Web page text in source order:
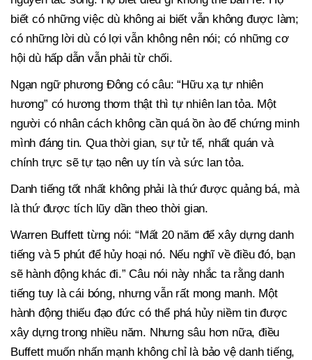
biết có những việc dù không ai biết vẫn không được làm;
có những lời dù có lợi vẫn không nên nói; có những cơ
hội dù hấp dẫn vẫn phải từ chối.
Ngạn ngữ phương Đông có câu: “Hữu xạ tự nhiên
hương” có hương thơm thật thì tự nhiên lan tỏa. Một
người có nhân cách không cần quá ồn ào để chứng minh
mình đáng tin. Qua thời gian, sự tử tế, nhất quán và
chính trực sẽ tự tạo nên uy tín và sức lan tỏa.
Danh tiếng tốt nhất không phải là thứ được quảng bá, mà
là thứ được tích lũy dần theo thời gian.
Warren Buffett từng nói: “Mất 20 năm để xây dựng danh
tiếng và 5 phút để hủy hoại nó. Nếu nghĩ về điều đó, bạn
sẽ hành động khác đi.” Câu nói này nhắc ta rằng danh
tiếng tuy là cái bóng, nhưng vẫn rất mong manh. Một
hành động thiếu đạo đức có thể phá hủy niềm tin được
xây dựng trong nhiều năm. Nhưng sâu hơn nữa, điều
Buffett muốn nhấn mạnh không chỉ là bảo vệ danh tiếng,